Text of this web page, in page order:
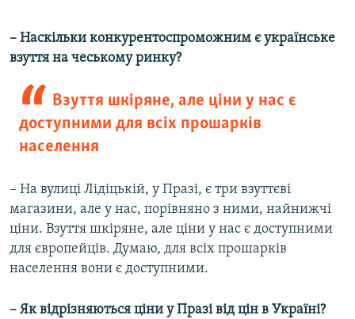
– Наскільки конкурентоспроможним є українське
взуття на чеському ринку?
Взуття шкіряне, але ціни у нас є
доступними для всіх прошарків
населення
– На вулиці Лідіцькій, у Празі, є три взуттєві
магазини, але у нас, порівняно з ними, найнижчі
ціни. Взуття шкіряне, але ціни у нас є доступними
для європейців. Думаю, для всіх прошарків
населення вони є доступними.
– Як відрізняються ціни у Празі від цін в Україні?